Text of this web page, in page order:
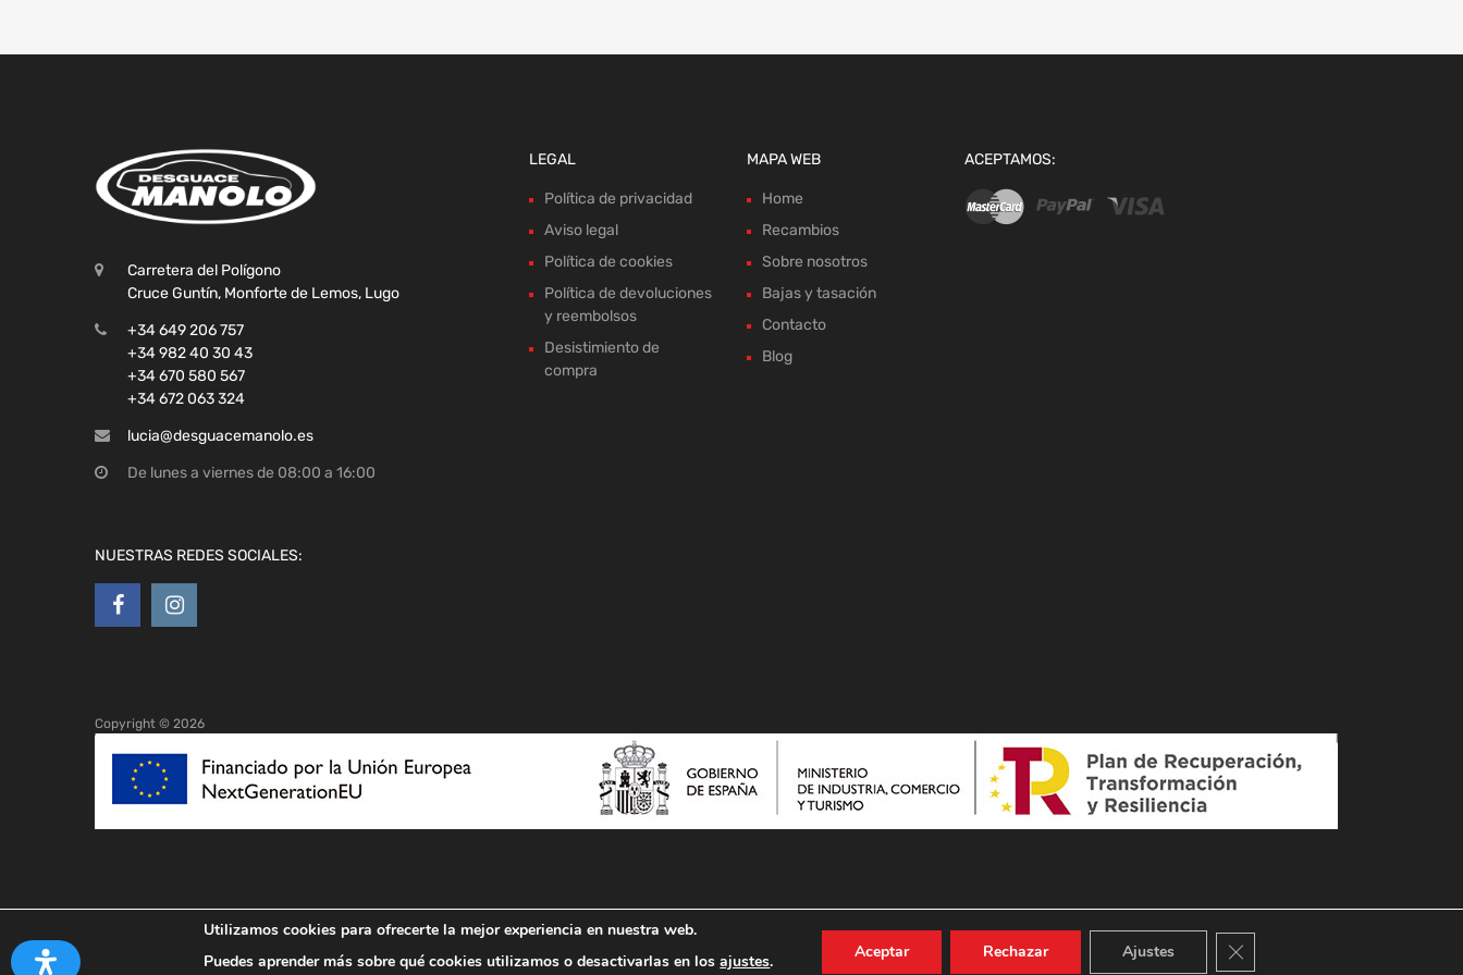
Carretera del Polígono
Cruce Guntín, Monforte de Lemos, Lugo
+34 649 206 757
+34 982 40 30 43
+34 670 580 567
+34 672 063 324
lucia@desguacemanolo.es
De lunes a viernes de 08:00 a 16:00
NUESTRAS REDES SOCIALES:
LEGAL
Política de privacidad
Aviso legal
Política de cookies
Política de devoluciones
y reembolsos
Desistimiento de
compra
MAPA WEB
Home
Recambios
Sobre nosotros
Bajas y tasación
Contacto
Blog
ACEPTAMOS:
Copyright © 2026
Utilizamos cookies para ofrecerte la mejor experiencia en nuestra web.
Puedes aprender más sobre qué cookies utilizamos o desactivarlas en losajustes. Aceptar Rechazar Ajustes Cerrar el banner de cookies RGPD